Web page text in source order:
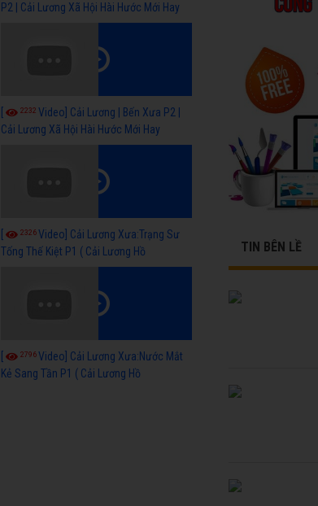
P2 | Cải Lương Xã Hội Hài Hước Mới Hay
2232 Video] Cải Lương | Bến Xưa P2 |
Cải Lương Xã Hội Hài Hước Mới Hay
2326Video] Cải Lương Xưa:Trạng Sư
Tống Thế Kiệt P1 ( Cải Lương Hồ
2796Video] Cải Lương Xưa:Nước Mắt
Kẻ Sang Tần P1 ( Cải Lương Hồ
TIN BÊN LỀ